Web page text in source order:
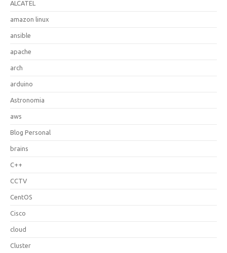
ALCATEL
amazon linux
ansible
apache
arch
arduino
Astronomia
aws
Blog Personal
brains
C++
CCTV
CentOS
Cisco
cloud
Cluster